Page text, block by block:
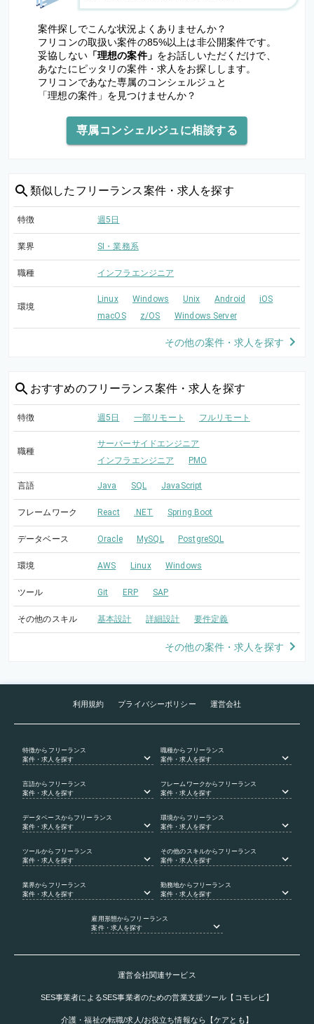
案件探しでこんな状況よくありませんか？
フリコンの取扱い案件の85%以上は非公開案件です。
妥協しない「理想の案件」 をお話しいただくだけで、
あなたにピッタリの案件・求人をお探しします。
フリコンであなた専属のコンシェルジュと
「理想の案件」を見つけませんか？
専属コンシェルジュに相談する
類似した フリーランス案件・求人を探す
特徴 週5日
業界 SI・業務系
職種 インフラエンジニア
環境
Linux Windows Unix Android
iOS
macOS
z/OS Windows Server
その他の案件・求人を探す
おすすめのフリーランス案件・求人を探す
特徴 週5日 一部リモート フルリモート
職種
サーバーサイドエンジニア
インフラエンジニア
PMO
言語 Java SQL JavaScript
フレームワーク React .NET Spring Boot
データベース Oracle MySQL PostgreSQL
環境 AWS Linux Windows
ツール Git ERP SAP
その他のスキル 基本設計 詳細設計 要件定義
その他の案件・求人を探す
利用規約 プライバシーポリシー 運営会社
特徴からフリーランス
案件・求人を探す
職種からフリーランス
案件・求人を探す
言語からフリーランス
案件・求人を探す
フレームワークからフリーランス
案件・求人を探す
データベース からフリーランス
案件・求人を探す
環境からフリーランス
案件・求人を探す
ツールからフリーランス
案件・求人を探す
その他のスキルからフリーランス
案件・求人を探す
業界からフリーランス
案件・求人を探す
勤務地からフリーランス
案件・求人を探す
雇用形態からフリーランス
案件・求人を探す
運営会社関連サービス
SES事業者によるSES事業者のための営業支援ツール【コモレビ】
介護・福祉の転職/求人/お役立ち情報なら【ケアとも】